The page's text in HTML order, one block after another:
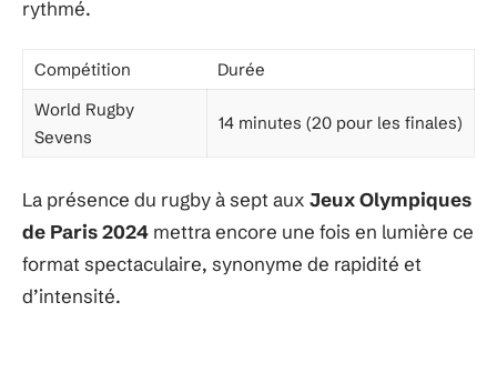
rythmé.
Compétition
Durée
World Rugby
Sevens
14 minutes (20 pour les finales)
La présence du rugby à sept aux Jeux Olympiques
de Paris 2024 mettra encore une fois en lumière ce
format spectaculaire, synonyme de rapidité et
d’intensité.